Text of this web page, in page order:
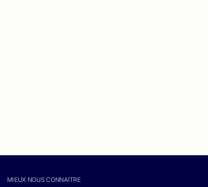
MIEUX NOUS CONNAITRE